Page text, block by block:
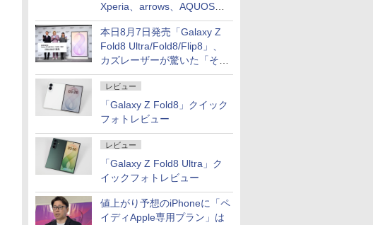
Xperia、arrows、AQUOSな
ど注目機種の特徴は
本日8月7日発売「Galaxy Z
Fold8 Ultra/Fold8/Flip8」、
カズレーザーが驚いた「そば
屋のメニュー並みの薄さ」
レビュー
「Galaxy Z Fold8」クイック
フォトレビュー
レビュー
「Galaxy Z Fold8 Ultra」ク
イックフォトレビュー
値上がり予想のiPhoneに「ペ
イディApple専用プラン」は